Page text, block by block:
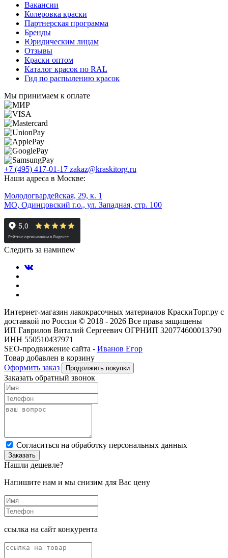
Вакансии
Колеровка краски
Партнерская программа
Бренды
Юридическим лицам
Отзывы
Краски оптом
Каталог красок по RAL
Гид по распылению красок
Мы принимаем к оплате
+7 (495) 417-01-17 zakaz@kraskitorg.ru
Наши адреса в Москве:
Молодогвардейская, 29, к. 1
МО, Одинцовский г.о., ул. Западная, стр. 100
Следить за намиnew
Интернет-магазин лакокрасочных материалов КраскиТорг.ру с
доставкой по России © 2018 - 2026 Все права защищены
ИП Гаврилов Виталий Сергеевич ОГРНИП 320774600013790
ИНН 550510437971
SEO-продвижение сайта - Иванов Егор
Товар добавлен в корзину
Оформить заказ
Продолжить покупки
Заказать обратный звонок
Cогласиться на обработку персональных данных
Заказать
Нашли дешевле?
Напишите нам и мы снизим для Вас цену
ссылка на сайт конкурента